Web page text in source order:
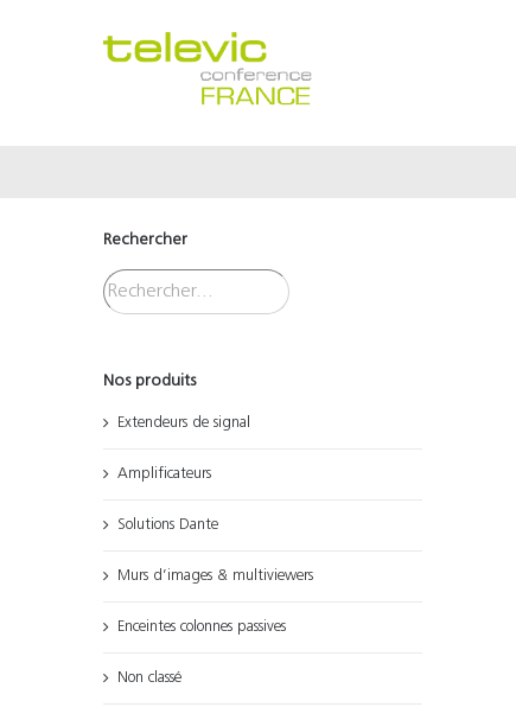
Rechercher
Nos produits
Extendeurs de signal
Amplificateurs
Solutions Dante
Murs d’images & multiviewers
Enceintes colonnes passives
Non classé